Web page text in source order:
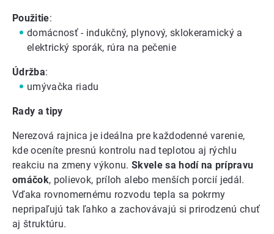
Použitie:
domácnosť - indukčný, plynový, sklokeramický a
elektrický sporák, rúra na pečenie
Údržba:
umývačka riadu
Rady a tipy
Nerezová rajnica je ideálna pre každodenné varenie,
kde oceníte presnú kontrolu nad teplotou aj rýchlu
reakciu na zmeny výkonu. Skvele sa hodí na prípravu
omáčok, polievok, príloh alebo menších porcií jedál.
Vďaka rovnomernému rozvodu tepla sa pokrmy
nepripaľujú tak ľahko a zachovávajú si prirodzenú chuť
aj štruktúru.